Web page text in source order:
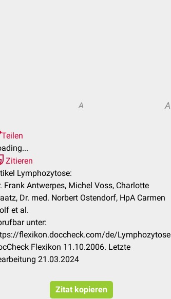
A A
Teilen
Zitieren
Lymphozytose:
Frank Antwerpes, Michel Voss, Charlotte
Dr. med. Norbert Ostendorf, HpA Carmen
et al.
unter:
flexikon.doccheck.com/de/Lymphozytose
Flexikon 11.10.2006. Letzte
21.03.2024
Zitat kopieren